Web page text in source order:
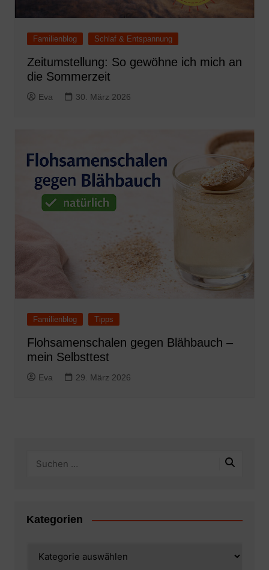
Familienblog Schlaf & Entspannung
Zeitumstellung: So gewöhne ich mich an
die Sommerzeit
Eva 30. März 2026
Familienblog Tipps
Flohsamenschalen gegen Blähbauch –
mein Selbsttest
Eva 29. März 2026
Kategorien